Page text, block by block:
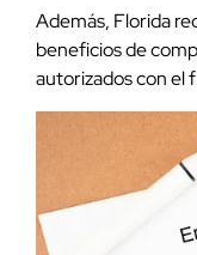
Además, Florida
beneficios de
autorizados con el